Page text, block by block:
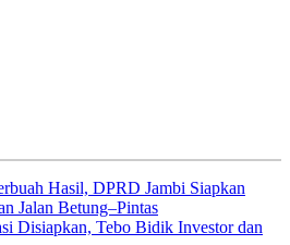
Hasil, DPRD Jambi Siapkan
Jalan Betung–Pintas
Disiapkan, Tebo Bidik Investor dan